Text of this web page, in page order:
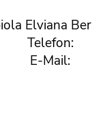
Elviana
Telefon:
E-Mail: